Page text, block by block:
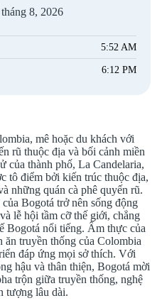
8, 2026
5:52 AM
6:12 PM
mê hoặc du khách với
rũ thuộc địa và bối cảnh miền
của thành phố, La Candelaria,
tô điểm bởi kiến ​​trúc thuộc địa,
những quán cà phê quyến rũ.
Bogotá trở nên sống động
lễ hội tầm cỡ thế giới, chẳng
Bogotá nổi tiếng. Ẩm thực của
truyền thống của Colombia
đáp ứng mọi sở thích. Với
hậu và thân thiện, Bogotá mời
trộn giữa truyền thống, nghệ
tượng lâu dài.